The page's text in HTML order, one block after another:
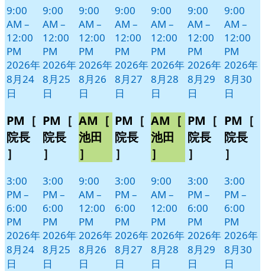
9:00
AM –
12:00
PM
2026年
8月24
日
PM［
院長
］
3:00
PM –
6:00
PM
2026年
8月24
日
9:00
AM –
12:00
PM
2026年
8月25
日
PM［
院長
］
3:00
PM –
6:00
PM
2026年
8月25
日
9:00
AM –
12:00
PM
2026年
8月26
日
AM［
池田
］
9:00
AM –
12:00
PM
2026年
8月26
日
9:00
AM –
12:00
PM
2026年
8月27
日
PM［
院長
］
3:00
PM –
6:00
PM
2026年
8月27
日
9:00
AM –
12:00
PM
2026年
8月28
日
AM［
池田
］
9:00
AM –
12:00
PM
2026年
8月28
日
9:00
AM –
12:00
PM
2026年
8月29
日
PM［
院長
］
3:00
PM –
6:00
PM
2026年
8月29
日
9:00
AM –
12:00
PM
2026年
8月30
日
PM［
院長
］
3:00
PM –
6:00
PM
2026年
8月30
日